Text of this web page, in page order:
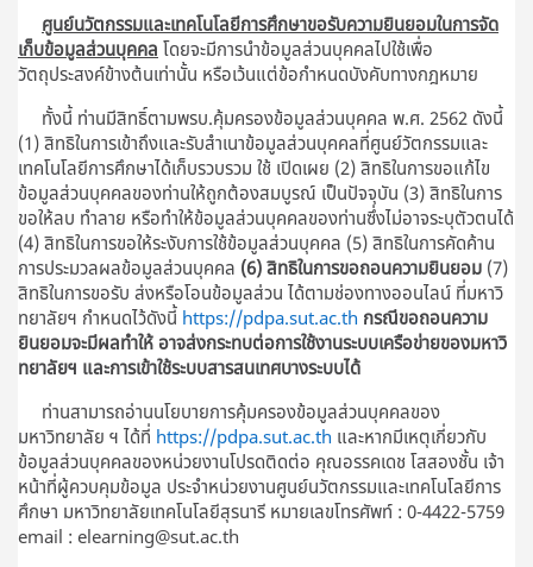
ศูนย์นวัตกรรมและเทคโนโลยีการศึกษาขอรับความยินยอมในการจัด
เก็บข้อมูลส่วนบุคคล โดยจะมีการนำข้อมูลส่วนบุคคลไปใช้เพื่อ
วัตถุประสงค์ข้างต้นเท่านั้น หรือเว้นแต่ข้อกำหนดบังคับทางกฎหมาย
ทั้งนี้ ท่านมีสิทธิ์ตามพรบ.คุ้มครองข้อมูลส่วนบุคคล พ.ศ. 2562 ดังนี้
(1) สิทธิในการเข้าถึงและรับสำเนาข้อมูลส่วนบุคคลที่ศูนย์วัตกรรมและ
เทคโนโลยีการศึกษาได้เก็บรวบรวม ใช้ เปิดเผย (2) สิทธิในการขอแก้ไข
ข้อมูลส่วนบุคคลของท่านให้ถูกต้องสมบูรณ์ เป็นปัจจุบัน (3) สิทธิในการ
ขอให้ลบ ทำลาย หรือทำให้ข้อมูลส่วนบุคคลของท่านซึ่งไม่อาจระบุตัวตนได้
(4) สิทธิในการขอให้ระงับการใช้ข้อมูลส่วนบุคคล (5) สิทธิในการคัดค้าน
การประมวลผลข้อมูลส่วนบุคคล (6) สิทธิในการขอถอนความยินยอม (7)
สิทธิในการขอรับ ส่งหรือโอนข้อมูลส่วน ได้ตามช่องทางออนไลน์ ที่มหาวิ
ทยาลัยฯ กำหนดไว้ดังนี้ https://pdpa.sut.ac.th กรณีขอถอนความ
ยินยอมจะมีผลทำให้ อาจส่งกระทบต่อการใช้งานระบบเครือข่ายของมหาวิ
ทยาลัยฯ และการเข้าใช้ระบบสารสนเทศบางระบบได้
ท่านสามารถอ่านนโยบายการคุ้มครองข้อมูลส่วนบุคคลของ
มหาวิทยาลัย ฯ ได้ที่ https://pdpa.sut.ac.th และหากมีเหตุเกี่ยวกับ
ข้อมูลส่วนบุคคลของหน่วยงานโปรดติดต่อ คุณอรรคเดช โสสองชั้น เจ้า
หน้าที่ผู้ควบคุมข้อมูล ประจําหน่วยงานศูนย์นวัตกรรมและเทคโนโลยีการ
ศึกษา มหาวิทยาลัยเทคโนโลยีสุรนารี หมายเลขโทรศัพท์ : 0-4422-5759
email : elearning@sut.ac.th